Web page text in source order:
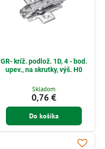
GR- kríž. podlož. 1D, 4 - bod.
upev., na skrutky, výš. H0
Skladom
0,76 €
Do košíka